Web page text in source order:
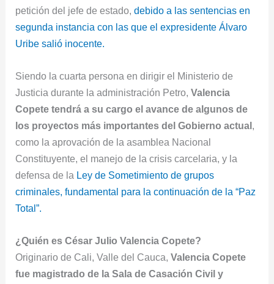
petición del jefe de estado,debido a las sentencias en
segunda instancia con las que el expresidente Álvaro
Uribe salió inocente.
Siendo la cuarta persona en dirigir el Ministerio de
Justicia durante la administración Petro,Valencia
Copete tendrá a su cargo el avance de algunos de
los proyectos más importantes del Gobierno actual,
como la aprovación de la asamblea Nacional
Constituyente, el manejo de la crisis carcelaria, y la
defensa de la Ley de Sometimiento de grupos
criminales, fundamental para la continuación de la “Paz
Total”.
¿Quién es César Julio Valencia Copete?
Originario de Cali, Valle del Cauca,Valencia Copete
fue magistrado de la Sala de Casación Civil y